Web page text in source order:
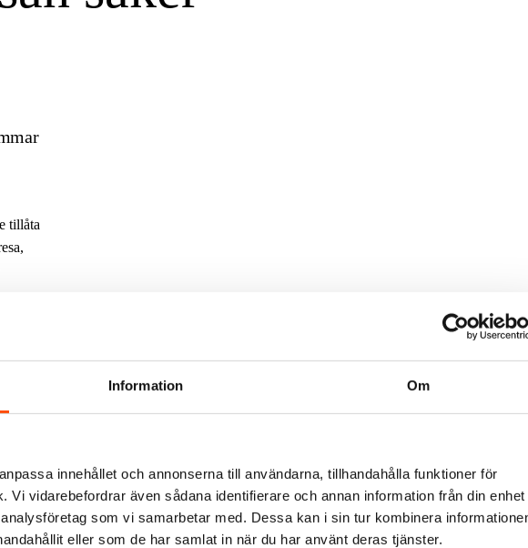
Information Om
innehållet och annonserna till användarna, tillhandahålla funktioner för
Vi vidarebefordrar även sådana identifierare och annan information från din enhet
som vi samarbetar med. Dessa kan i sin tur kombinera
eller som de har samlat in när du har använt deras tjänster.
tillåta
på